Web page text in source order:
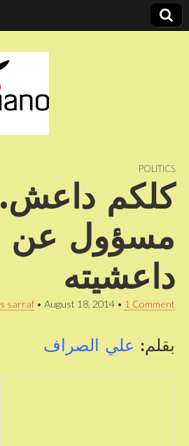
POLITICS
كلكم
مسؤول عن
داعشيته
sarraf • August 18, 2014 • 1 Comment
بقلم: علي الصراف